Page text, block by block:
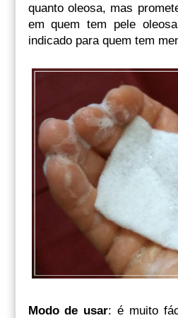
quanto oleosa, mas
em quem tem pele
indicado para quem tem
Modo de usar: é muito